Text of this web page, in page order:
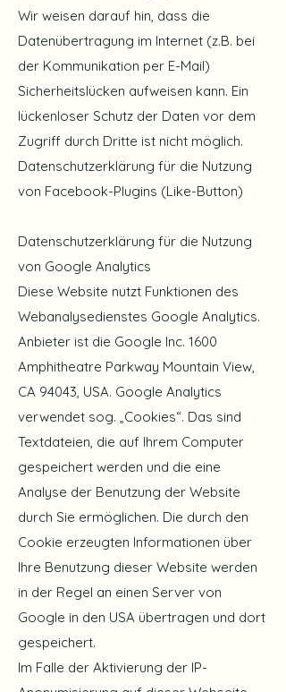
Wir weisen darauf hin, dass die
Datenübertragung im Internet (z.B. bei
der Kommunikation per E-Mail)
Sicherheitslücken aufweisen kann. Ein
lückenloser Schutz der Daten vor dem
Zugriff durch Dritte ist nicht möglich.
Datenschutzerklärung für die Nutzung
von Facebook-Plugins (Like-Button)
Datenschutzerklärung für die Nutzung
von Google Analytics
Diese Website nutzt Funktionen des
Webanalysedienstes Google Analytics.
Anbieter ist die Google Inc. 1600
Amphitheatre Parkway Mountain View,
CA 94043, USA. Google Analytics
verwendet sog. „Cookies“. Das sind
Textdateien, die auf Ihrem Computer
gespeichert werden und die eine
Analyse der Benutzung der Website
durch Sie ermöglichen. Die durch den
Cookie erzeugten Informationen über
Ihre Benutzung dieser Website werden
in der Regel an einen Server von
Google in den USA übertragen und dort
gespeichert.
Im Falle der Aktivierung der IP-